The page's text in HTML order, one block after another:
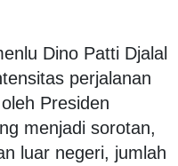
Dino Patti Djalal
perjalanan
Presiden
menjadi sorotan,
luar negeri, jumlah